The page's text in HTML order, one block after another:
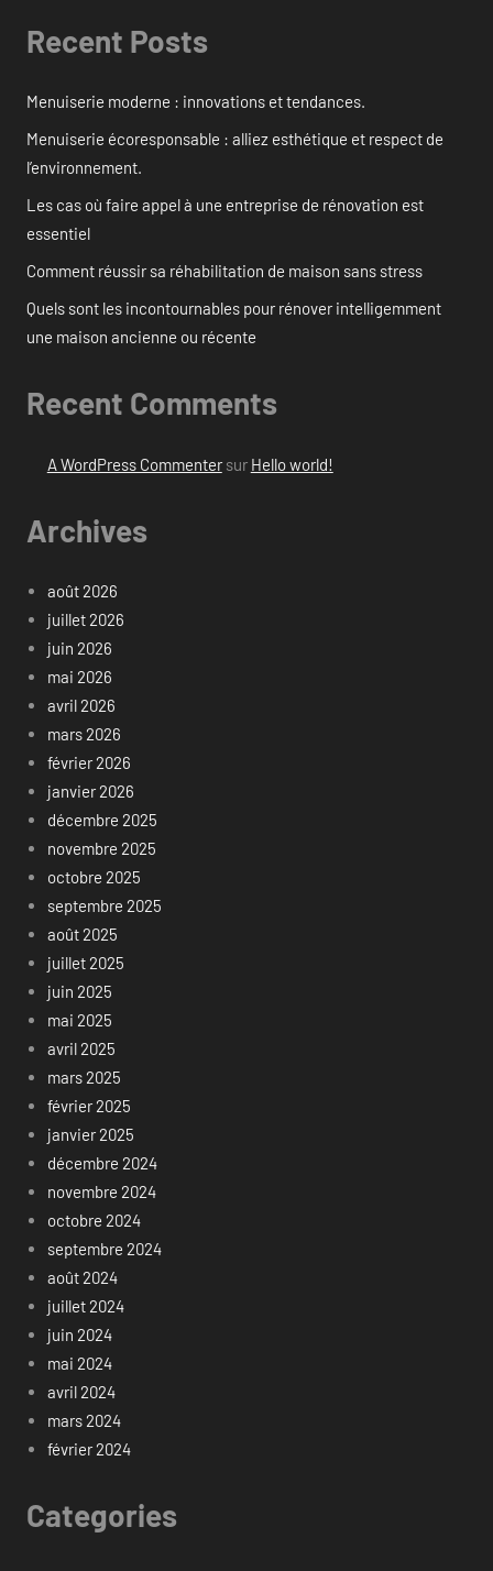
Recent Posts
Menuiserie moderne : innovations et tendances.
Menuiserie écoresponsable : alliez esthétique et respect de
l’environnement.
Les cas où faire appel à une entreprise de rénovation est
essentiel
Comment réussir sa réhabilitation de maison sans stress
Quels sont les incontournables pour rénover intelligemment
une maison ancienne ou récente
Recent Comments
A WordPress Commentersur Hello world!
Archives
août 2026
juillet 2026
juin 2026
mai 2026
avril 2026
mars 2026
février 2026
janvier 2026
décembre 2025
novembre 2025
octobre 2025
septembre 2025
août 2025
juillet 2025
juin 2025
mai 2025
avril 2025
mars 2025
février 2025
janvier 2025
décembre 2024
novembre 2024
octobre 2024
septembre 2024
août 2024
juillet 2024
juin 2024
mai 2024
avril 2024
mars 2024
février 2024
Categories